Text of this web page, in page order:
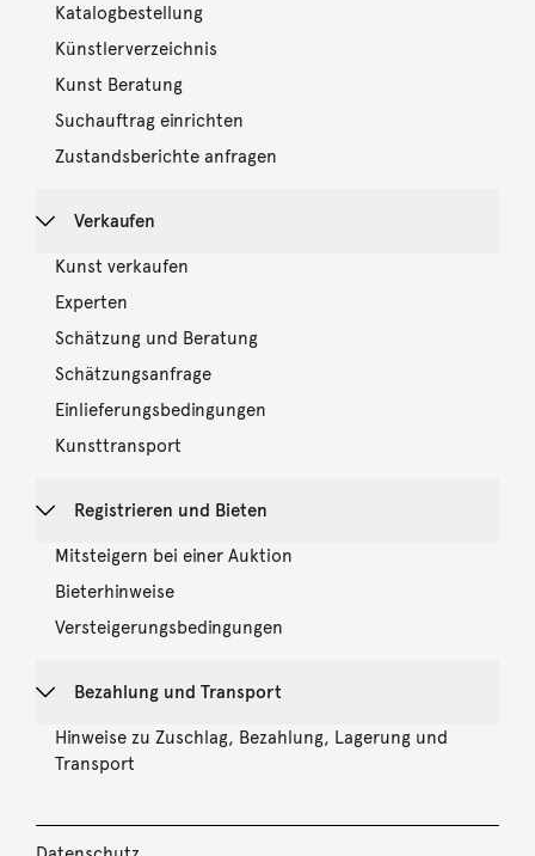
Katalogbestellung
Künstlerverzeichnis
Kunst Beratung
Suchauftrag einrichten
Zustandsberichte anfragen
Verkaufen
Kunst verkaufen
Experten
Schätzung und Beratung
Schätzungsanfrage
Einlieferungsbedingungen
Kunsttransport
Registrieren und Bieten
Mitsteigern bei einer Auktion
Bieterhinweise
Versteigerungsbedingungen
Bezahlung und Transport
Hinweise zu Zuschlag, Bezahlung, Lagerung und
Transport